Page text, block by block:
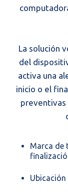
La solución
del
activa una
inicio o el
Marca de
Ubicación